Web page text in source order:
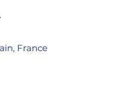
France